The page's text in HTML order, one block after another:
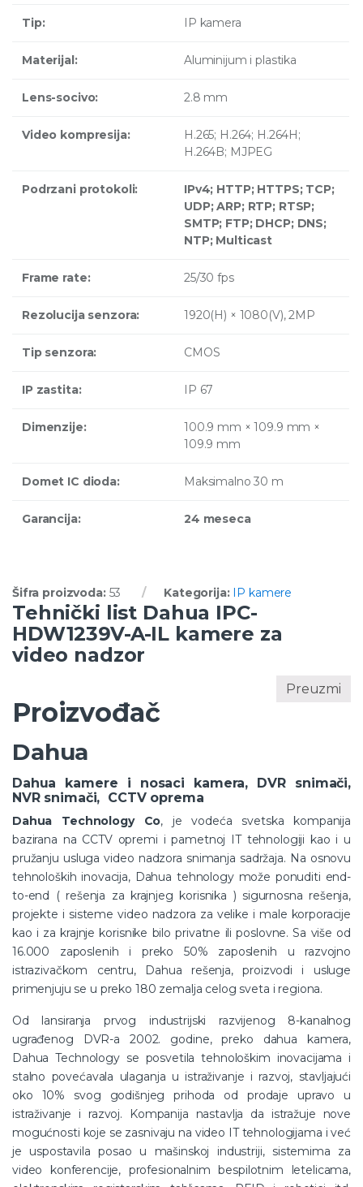
Tip: IP kamera
Materijal: Aluminijum i plastika
Lens-socivo: 2.8 mm
Video kompresija:
H.265; H.264; H.264H;
H.264B; MJPEG
Podrzani protokoli:
IPv4; HTTP; HTTPS; TCP;
UDP; ARP; RTP; RTSP;
SMTP; FTP; DHCP; DNS;
NTP; Multicast
Frame rate: 25/30 fps
Rezolucija senzora: 1920(H) × 1080(V), 2MP
Tip senzora: CMOS
IP zastita: IP 67
Dimenzije:
100.9 mm × 109.9 mm ×
109.9 mm
Domet IC dioda: Maksimalno 30 m
Garancija: 24 meseca
Šifra proizvoda: 53 Kategorija: IP kamere
Tehnički list Dahua IPC-
HDW1239V-A-IL kamere za
video nadzor
Preuzmi
Proizvođač
Dahua
Dahua kamere i nosaci kamera, DVR snimači,
NVR snimači, CCTV oprema
Dahua Technology Co, je vodeća svetska kompanija
bazirana na CCTV opremi i pametnoj IT tehnologiji kao i u
pružanju usluga video nadzora snimanja sadržaja. Na osnovu
tehnoloških inovacija, Dahua tehnology može ponuditi end-
to-end ( rešenja za krajnjeg korisnika ) sigurnosna rešenja,
projekte i sisteme video nadzora za velike i male korporacije
kao i za krajnje korisnike bilo privatne ili poslovne. Sa više od
16.000 zaposlenih i preko 50% zaposlenih u razvojno
istrazivačkom centru, Dahua rešenja, proizvodi i usluge
primenjuju se u preko 180 zemalja celog sveta i regiona.
Od lansiranja prvog industrijski razvijenog 8-kanalnog
ugrađenog DVR-a 2002. godine, preko dahua kamera,
Dahua Technology se posvetila tehnološkim inovacijama i
stalno povećavala ulaganja u istraživanje i razvoj, stavljajući
oko 10% svog godišnjeg prihoda od prodaje upravo u
istraživanje i razvoj. Kompanija nastavlja da istražuje nove
mogućnosti koje se zasnivaju na video IT tehnologijama i već
je uspostavila posao u mašinskoj industriji, sistemima za
video konferencije, profesionalnim bespilotnim letelicama,